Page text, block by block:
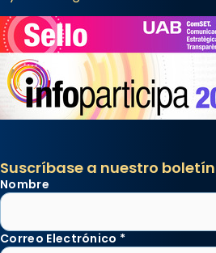
Suscríbase a nuestro
Nombre
Correo Electrónico *